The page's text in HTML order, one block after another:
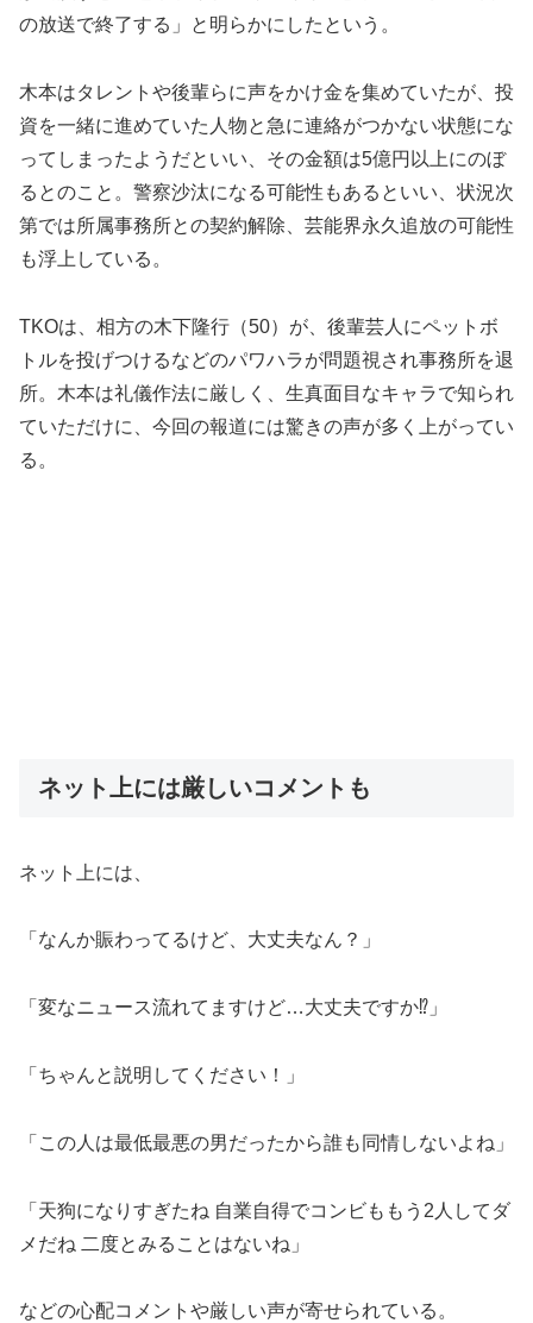
の放送で終了する」と明らかにしたという。
木本はタレントや後輩らに声をかけ金を集めていたが、投
資を一緒に進めていた人物と急に連絡がつかない状態にな
ってしまったようだといい、その金額は5億円以上にのぼ
るとのこと。警察沙汰になる可能性もあるといい、状況次
第では所属事務所との契約解除、芸能界永久追放の可能性
も浮上している。
TKOは、相方の木下隆行（50）が、後輩芸人にペットボ
トルを投げつけるなどのパワハラが問題視され事務所を退
所。木本は礼儀作法に厳しく、生真面目なキャラで知られ
ていただけに、今回の報道には驚きの声が多く上がってい
る。
ネット上には厳しいコメントも
ネット上には、
「なんか賑わってるけど、大丈夫なん？」
「変なニュース流れてますけど…大丈夫ですか⁉️」
「ちゃんと説明してください！」
「この人は最低最悪の男だったから誰も同情しないよね」
「天狗になりすぎたね 自業自得でコンビももう2人してダ
メだね 二度とみることはないね」
などの心配コメントや厳しい声が寄せられている。